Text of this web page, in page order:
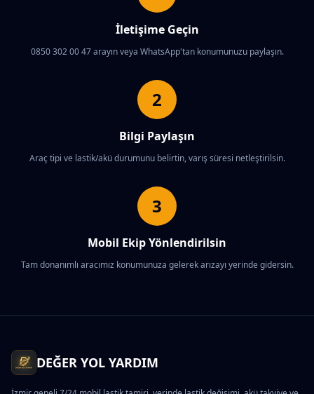
İletişime Geçin
0850 302 00 47 arayın veya WhatsApp'tan konumunuzu paylaşın.
2
Bilgi Paylaşın
Araç tipi ve lastik/akü durumunu belirtin, varış süresi netleştirilsin.
3
Mobil Ekip Yönlendirilsin
Tam donanımlı aracımız konumunuza gelerek arızayı yerinde gidersin.
DEĞER YOL YARDIM